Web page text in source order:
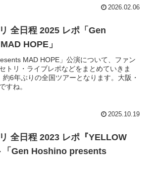
2026.02.06
全日程 2025 レポ「Gen
HOPE」
MAD HOPE」公演について、ファン
トリ・ライブレポなどをまとめていきま
6年ぶりの全国ツアーとなります。大阪・
すね。
2025.10.19
全日程 2023 レポ『YELLОW
「Gen Hoshino presents